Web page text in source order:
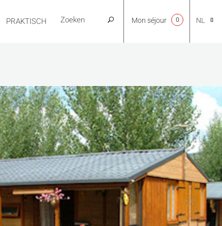
PRAKTISCH NL
EN
FR
ES
Mon séjour 0